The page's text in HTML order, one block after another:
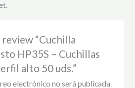
“Cuchilla
HP35S – Cuchillas
alto 50 uds.”
electrónico no será publicada.